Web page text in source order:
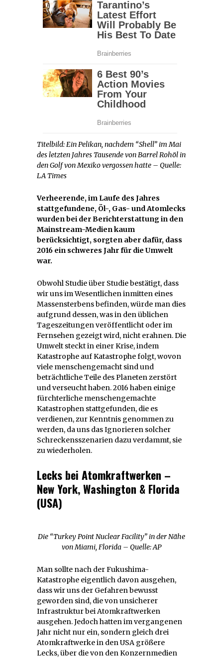
Titelbild: Ein Pelikan, nachdem “Shell” im Mai
des letzten Jahres Tausende von Barrel Rohöl in
den Golf von Mexiko vergossen hatte – Quelle:
LA Times
Verheerende, im Laufe des Jahres
stattgefundene, Öl-, Gas- und Atomlecks
wurden bei der Berichterstattung in den
Mainstream-Medien kaum
berücksichtigt, sorgten aber dafür, dass
2016 ein schweres Jahr für die Umwelt
war.
Obwohl Studie über Studie bestätigt, dass
wir uns im Wesentlichen inmitten eines
Massensterbens befinden, würde man dies
aufgrund dessen, was in den üblichen
Tageszeitungen veröffentlicht oder im
Fernsehen gezeigt wird, nicht erahnen. Die
Umwelt steckt in einer Krise, indem
Katastrophe auf Katastrophe folgt, wovon
viele menschengemacht sind und
beträchtliche Teile des Planeten zerstört
und verseucht haben. 2016 haben einige
fürchterliche menschengemachte
Katastrophen stattgefunden, die es
verdienen, zur Kenntnis genommen zu
werden, da uns das Ignorieren solcher
Schreckensszenarien dazu verdammt, sie
zu wiederholen.
Lecks bei Atomkraftwerken –
New York, Washington & Florida
(USA)
Die “Turkey Point Nuclear Facility” in der Nähe
von Miami, Florida – Quelle: AP
Man sollte nach der Fukushima-
Katastrophe eigentlich davon ausgehen,
dass wir uns der Gefahren bewusst
geworden sind, die von unsicherer
Infrastruktur bei Atomkraftwerken
ausgehen. Jedoch hatten im vergangenen
Jahr nicht nur ein, sondern gleich drei
Atomkraftwerke in den USA größere
Lecks, über die von den Konzernmedien